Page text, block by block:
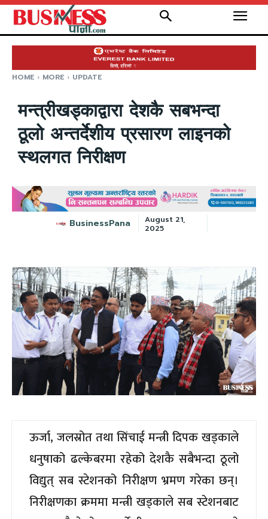
HOME MORE UPDATE
मन्त्रीखड्काद्वारा देशकै सबभन्दा
ठूलो अन्तर्देशीय प्रसारण लाइनको
स्थलगत निरीक्षण
BusinessPana
August 21,
2025
ऊर्जा, जलस्रोत तथा सिंचाई मन्त्री दिपक खड्काले
धनुषाको ढल्केबरमा रहेको देशकै सबैभन्दा ठूलो
विद्युत् सब स्टेशनको निरीक्षण भ्रमण गरेका छन्।
निरीक्षणका क्रममा मन्त्री खड्काले सब स्टेशनबाट